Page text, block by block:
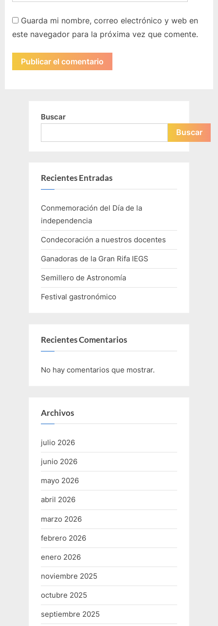
Guarda mi nombre, correo electrónico y web en
este navegador para la próxima vez que comente.
Buscar
Buscar
Recientes Entradas
Conmemoración del Día de la
independencia
Condecoración a nuestros docentes
Ganadoras de la Gran Rifa IEGS
Semillero de Astronomía
Festival gastronómico
Recientes Comentarios
No hay comentarios que mostrar.
Archivos
julio 2026
junio 2026
mayo 2026
abril 2026
marzo 2026
febrero 2026
enero 2026
noviembre 2025
octubre 2025
septiembre 2025